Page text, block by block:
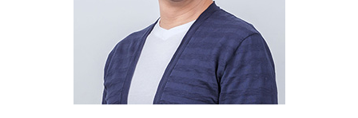
日野市 税理士変更
府中市 法人税務
八王子市 創業支援
立川市 会社設立